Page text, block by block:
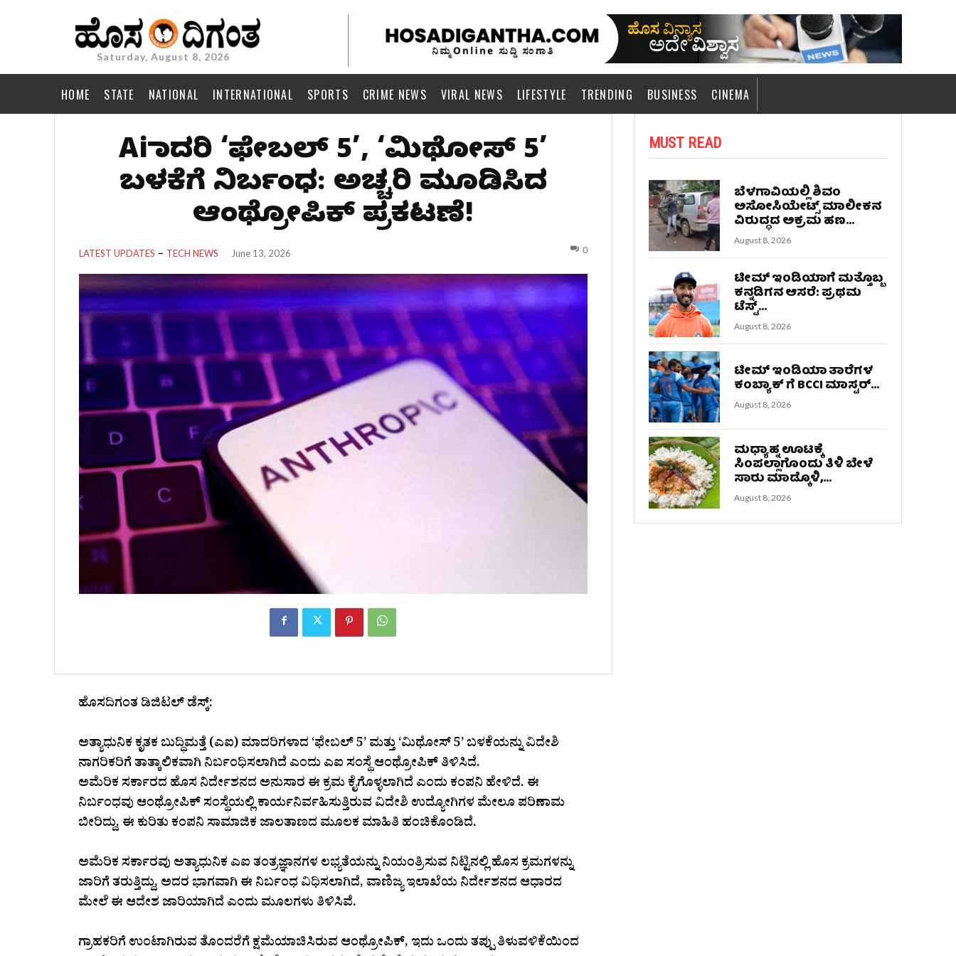
Saturday, August 8, 2026
HOME STATE NATIONAL INTERNATIONAL SPORTS CRIME NEWS VIRAL NEWS LIFESTYLE TRENDING BUSINESS CINEMA
Ai ಮಾದರಿ ‘ಫೇಬಲ್ 5’, ‘ಮಿಥೋಸ್ 5’
ಬಳಕೆಗೆ ನಿರ್ಬಂಧ: ಅಚ್ಚರಿ ಮೂಡಿಸಿದ
ಆಂಥ್ರೋಪಿಕ್ ಪ್ರಕಟಣೆ!
LATEST UPDATES TECH NEWS June 13, 2026 0
ಹೊಸದಿಗಂತ ಡಿಜಿಟಲ್ ಡೆಸ್ಕ್:
ಅತ್ಯಾಧುನಿಕ ಕೃತಕ ಬುದ್ಧಿಮತ್ತೆ (ಎಐ) ಮಾದರಿಗಳಾದ ‘ಫೇಬಲ್ 5’ ಮತ್ತು ‘ಮಿಥೋಸ್ 5’ ಬಳಕೆಯನ್ನು ವಿದೇಶಿ
ನಾಗರಿಕರಿಗೆ ತಾತ್ಕಾಲಿಕವಾಗಿ ನಿರ್ಬಂಧಿಸಲಾಗಿದೆ ಎಂದು ಎಐ ಸಂಸ್ಥೆ ಆಂಥ್ರೋಪಿಕ್ ತಿಳಿಸಿದೆ.
ಅಮೆರಿಕ ಸರ್ಕಾರದ ಹೊಸ ನಿರ್ದೇಶನದ ಅನುಸಾರ ಈ ಕ್ರಮ ಕೈಗೊಳ್ಳಲಾಗಿದೆ ಎಂದು ಕಂಪನಿ ಹೇಳಿದೆ. ಈ
ನಿರ್ಬಂಧವು ಆಂಥ್ರೋಪಿಕ್ ಸಂಸ್ಥೆಯಲ್ಲಿ ಕಾರ್ಯನಿರ್ವಹಿಸುತ್ತಿರುವ ವಿದೇಶಿ ಉದ್ಯೋಗಿಗಳ ಮೇಲೂ ಪರಿಣಾಮ
ಬೀರಿದ್ದು, ಈ ಕುರಿತು ಕಂಪನಿ ಸಾಮಾಜಿಕ ಜಾಲತಾಣದ ಮೂಲಕ ಮಾಹಿತಿ ಹಂಚಿಕೊಂಡಿದೆ.
ಅಮೆರಿಕ ಸರ್ಕಾರವು ಅತ್ಯಾಧುನಿಕ ಎಐ ತಂತ್ರಜ್ಞಾನಗಳ ಲಭ್ಯತೆಯನ್ನು ನಿಯಂತ್ರಿಸುವ ನಿಟ್ಟಿನಲ್ಲಿ ಹೊಸ ಕ್ರಮಗಳನ್ನು
ಜಾರಿಗೆ ತರುತ್ತಿದ್ದು, ಅದರ ಭಾಗವಾಗಿ ಈ ನಿರ್ಬಂಧ ವಿಧಿಸಲಾಗಿದೆ, ವಾಣಿಜ್ಯ ಇಲಾಖೆಯ ನಿರ್ದೇಶನದ ಆಧಾರದ
ಮೇಲೆ ಈ ಆದೇಶ ಜಾರಿಯಾಗಿದೆ ಎಂದು ಮೂಲಗಳು ತಿಳಿಸಿವೆ.
ಗ್ರಾಹಕರಿಗೆ ಉಂಟಾಗಿರುವ ತೊಂದರೆಗೆ ಕ್ಷಮೆಯಾಚಿಸಿರುವ ಆಂಥ್ರೋಪಿಕ್, ಇದು ಒಂದು ತಪ್ಪು ತಿಳುವಳಿಕೆಯಿಂದ
MUST READ
ಬೆಳಗಾವಿಯಲ್ಲಿ ಶಿವಂ
ಅಸೋಸಿಯೇಟ್ಸ್ ಮಾಲೀಕನ
ವಿರುದ್ಧದ ಅಕ್ರಮ ಹಣ...
August 8, 2026
ಟೀಮ್ ಇಂಡಿಯಾಗೆ ಮತ್ತೊಬ್ಬ
ಕನ್ನಡಿಗನ ಆಸರೆ: ಪ್ರಥಮ
ಟೆಸ್ಟ್...
August 8, 2026
ಟೀಮ್ ಇಂಡಿಯಾ ತಾರೆಗಳ
ಕಂಬ್ಯಾಕ್ ಗೆ BCCI ಮಾಸ್ಟರ್...
August 8, 2026
ಮಧ್ಯಾಹ್ನ ಊಟಕ್ಕೆ
ಸಿಂಪಲ್ಲಾಗೊಂದು ತಿಳಿ ಬೇಳೆ
ಸಾರು ಮಾಡ್ಕೊಳಿ,...
August 8, 2026